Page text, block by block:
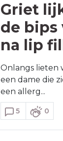
Griet
de bips
na lip
Onlangs lieten
een dame die
een allerg...
5 0